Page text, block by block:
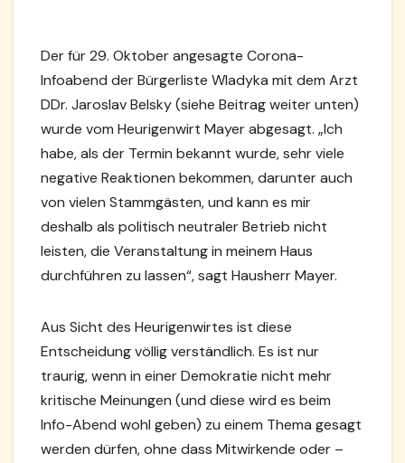
Der für 29. Oktober angesagte Corona-
Infoabend der Bürgerliste Wladyka mit dem Arzt
DDr. Jaroslav Belsky (siehe Beitrag weiter unten)
wurde vom Heurigenwirt Mayer abgesagt. „Ich
habe, als der Termin bekannt wurde, sehr viele
negative Reaktionen bekommen, darunter auch
von vielen Stammgästen, und kann es mir
deshalb als politisch neutraler Betrieb nicht
leisten, die Veranstaltung in meinem Haus
durchführen zu lassen“, sagt Hausherr Mayer.
Aus Sicht des Heurigenwirtes ist diese
Entscheidung völlig verständlich. Es ist nur
traurig, wenn in einer Demokratie nicht mehr
kritische Meinungen (und diese wird es beim
Info-Abend wohl geben) zu einem Thema gesagt
werden dürfen, ohne dass Mitwirkende oder –